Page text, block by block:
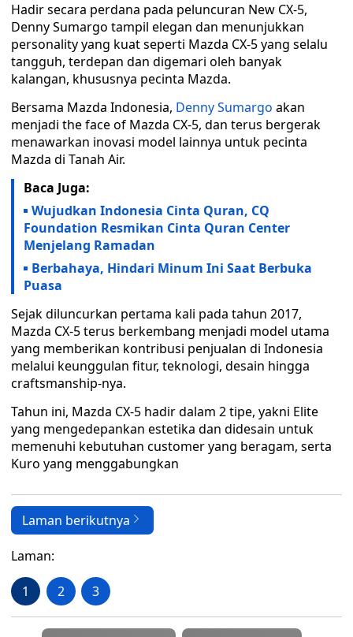
Hadir secara perdana pada peluncuran New CX-5,
Denny Sumargo tampil elegan dan menunjukkan
personality yang kuat seperti Mazda CX-5 yang selalu
tangguh, terdepan dan digemari oleh banyak
kalangan, khususnya pecinta Mazda.
Bersama Mazda Indonesia, Denny Sumargo akan
menjadi the face of Mazda CX-5, dan terus bergerak
menawarkan inovasi model lainnya untuk pecinta
Mazda di Tanah Air.
Baca Juga:
Wujudkan Indonesia Cinta Quran, CQ
Foundation Resmikan Cinta Quran Center
Menjelang Ramadan
Berbahaya, Hindari Minum Ini Saat Berbuka
Puasa
Sejak diluncurkan pertama kali pada tahun 2017,
Mazda CX-5 terus berkembang menjadi model utama
yang memberikan kontribusi penjualan di Indonesia
melalui keunggulan fitur, teknologi, desain hingga
craftsmanship-nya.
Tahun ini, Mazda CX-5 hadir dalam 2 tipe, yakni Elite
yang mengedepankan estetika dan didesain untuk
memenuhi kebutuhan customer yang beragam, serta
Kuro yang menggabungkan
Laman berikutnya
Laman:
1 2 3